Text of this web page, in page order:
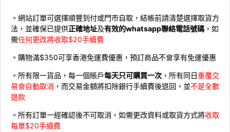
。網站訂單可選擇順豐到付或門市自取，結帳前請清楚選擇取貨方
法，並確保已提供正確地址及有效的whatsapp聯絡電話號碼 ，如
需任何更改將收取$20手續費
。購物滿$350可享香港免運費優惠，預訂商品不會享有免運優惠
。所有限一貨品，每一個賬戶每天只可購買一次 ，所有同日重覆交
易會自動取消 ，而交易金額將扣除銀行手續費後退回，並不是全數
退款
。所有訂單一經確認後不可取消，如需更改資料或取貨方式將收取
每單$20手續費